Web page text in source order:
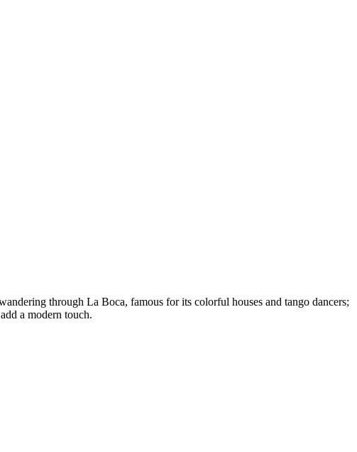
through La Boca, famous for its colorful houses and tango dancers;
a modern touch.